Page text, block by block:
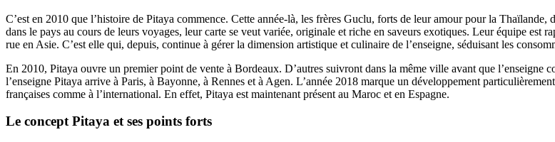
C’est en 2010 que l’histoire de Pitaya commence. Cette année-là, les frères Guclu, forts de leur amour pour la
dans le pays au cours de leurs voyages, leur carte se veut variée, originale et riche en saveurs exotiques. Leur équipe
rue en Asie. C’est elle qui, depuis, continue à gérer la dimension artistique et culinaire de l’enseigne, séduisant les
En 2010, Pitaya ouvre un premier point de vente à Bordeaux. D’autres suivront dans la même ville avant que
l’enseigne Pitaya arrive à Paris, à Bayonne, à Rennes et à Agen. L’année 2018 marque un développement
françaises comme à l’international. En effet, Pitaya est maintenant présent au Maroc et en Espagne.
Le concept Pitaya et ses points forts